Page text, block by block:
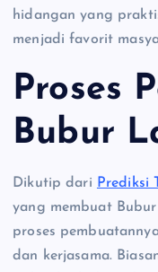
hidangan yang
menjadi favorit
Proses
Bubur
Dikutip dari Prediksi
yang membuat
proses
dan kerjasama.